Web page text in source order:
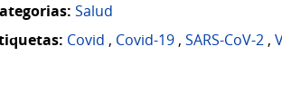
Salud
Covid , Covid-19, SARS-CoV-2,